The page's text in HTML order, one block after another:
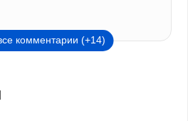
комментарии (+14)